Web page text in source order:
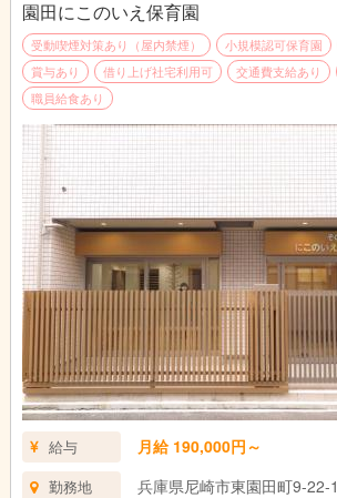
園田にこのいえ保育園
受動喫煙対策あり（屋内禁煙） 小規模認可保育園
賞与あり
借り上げ社宅利用可 交通費支給あり
職員給食あり
給与 月給 190,000円～
勤務地 兵庫県尼崎市東園田町9-22-1